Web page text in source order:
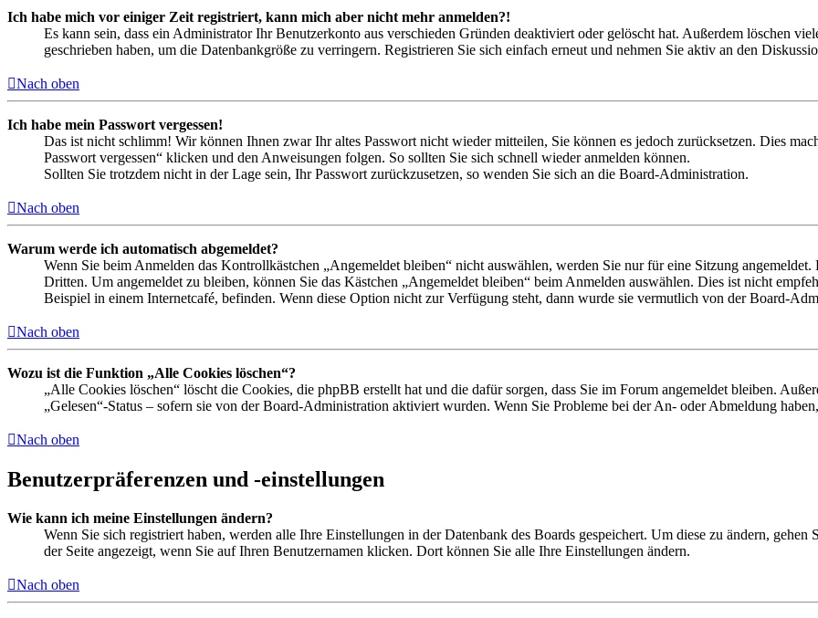
Ich habe mich vor einiger Zeit registriert, kann mich aber nicht mehr anmelden?!
Es kann sein, dass ein Administrator Ihr Benutzerkonto aus verschieden Gründen deaktiviert oder gelöscht hat. Außerdem löschen
geschrieben haben, um die Datenbankgröße zu verringern. Registrieren Sie sich einfach erneut und nehmen Sie aktiv an den
Nach oben
Ich habe mein Passwort vergessen!
Das ist nicht schlimm! Wir können Ihnen zwar Ihr altes Passwort nicht wieder mitteilen, Sie können es jedoch zurücksetzen. Dies
Passwort vergessen“ klicken und den Anweisungen folgen. So sollten Sie sich schnell wieder anmelden können.
Sollten Sie trotzdem nicht in der Lage sein, Ihr Passwort zurückzusetzen, so wenden Sie sich an die Board-Administration.
Nach oben
Warum werde ich automatisch abgemeldet?
Wenn Sie beim Anmelden das Kontrollkästchen „Angemeldet bleiben“ nicht auswählen, werden Sie nur für eine Sitzung
Dritten. Um angemeldet zu bleiben, können Sie das Kästchen „Angemeldet bleiben“ beim Anmelden auswählen. Dies ist nicht
Beispiel in einem Internetcafé, befinden. Wenn diese Option nicht zur Verfügung steht, dann wurde sie vermutlich von der Board-
Nach oben
Wozu ist die Funktion „Alle Cookies löschen“?
„Alle Cookies löschen“ löscht die Cookies, die phpBB erstellt hat und die dafür sorgen, dass Sie im Forum angemeldet bleiben.
„Gelesen“-Status – sofern sie von der Board-Administration aktiviert wurden. Wenn Sie Probleme bei der An- oder Abmeldung
Nach oben
Benutzerpräferenzen und -einstellungen
Wie kann ich meine Einstellungen ändern?
Wenn Sie sich registriert haben, werden alle Ihre Einstellungen in der Datenbank des Boards gespeichert. Um diese zu ändern,
der Seite angezeigt, wenn Sie auf Ihren Benutzernamen klicken. Dort können Sie alle Ihre Einstellungen ändern.
Nach oben